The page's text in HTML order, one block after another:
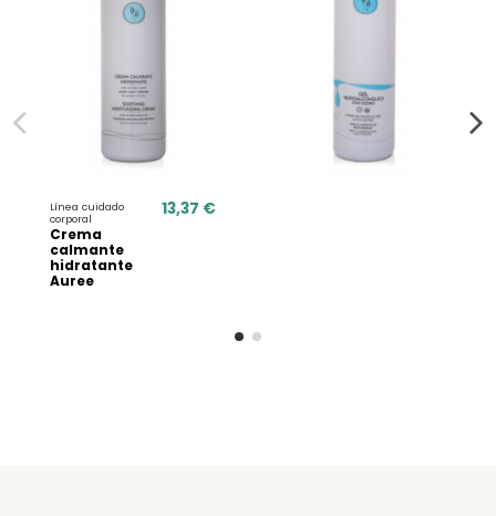
Línea cuidado
corporal
Crema
calmante
hidratante
Auree
13,37 €